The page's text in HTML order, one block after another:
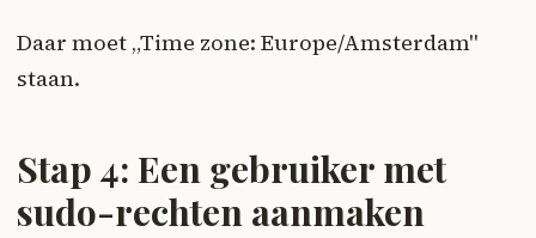
Daar moet „Time zone: Europe/Amsterdam"
staan.
Stap 4: Een gebruiker met
sudo-rechten aanmaken